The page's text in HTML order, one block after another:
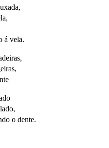
á vela.
o dente.